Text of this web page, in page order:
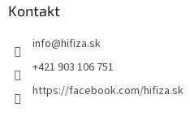
Kontakt
info@hifiza.sk
+421 903 106 751
https://facebook.com/hifiza.sk